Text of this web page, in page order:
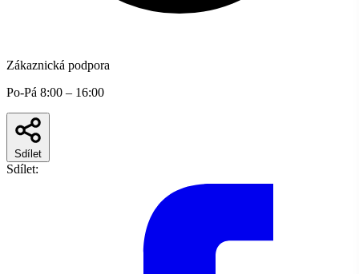
Zákaznická podpora
Po-Pá 8:00 – 16:00
Sdílet
Sdílet: